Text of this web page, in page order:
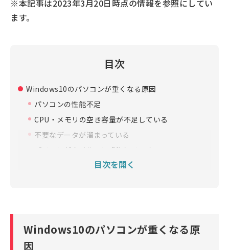
※本記事は2023年3月20日時点の情報を参照にしてい
ます。
目次
Windows10のパソコンが重くなる原因
パソコンの性能不足
CPU・メモリの空き容量が不足している
不要なデータが溜まっている
パソコンがウイルスに感染している
パソコンの内部に熱が蓄積されている
パソコンを再起動する
目次を開く
Windows10のパソコンが重くなる原
因